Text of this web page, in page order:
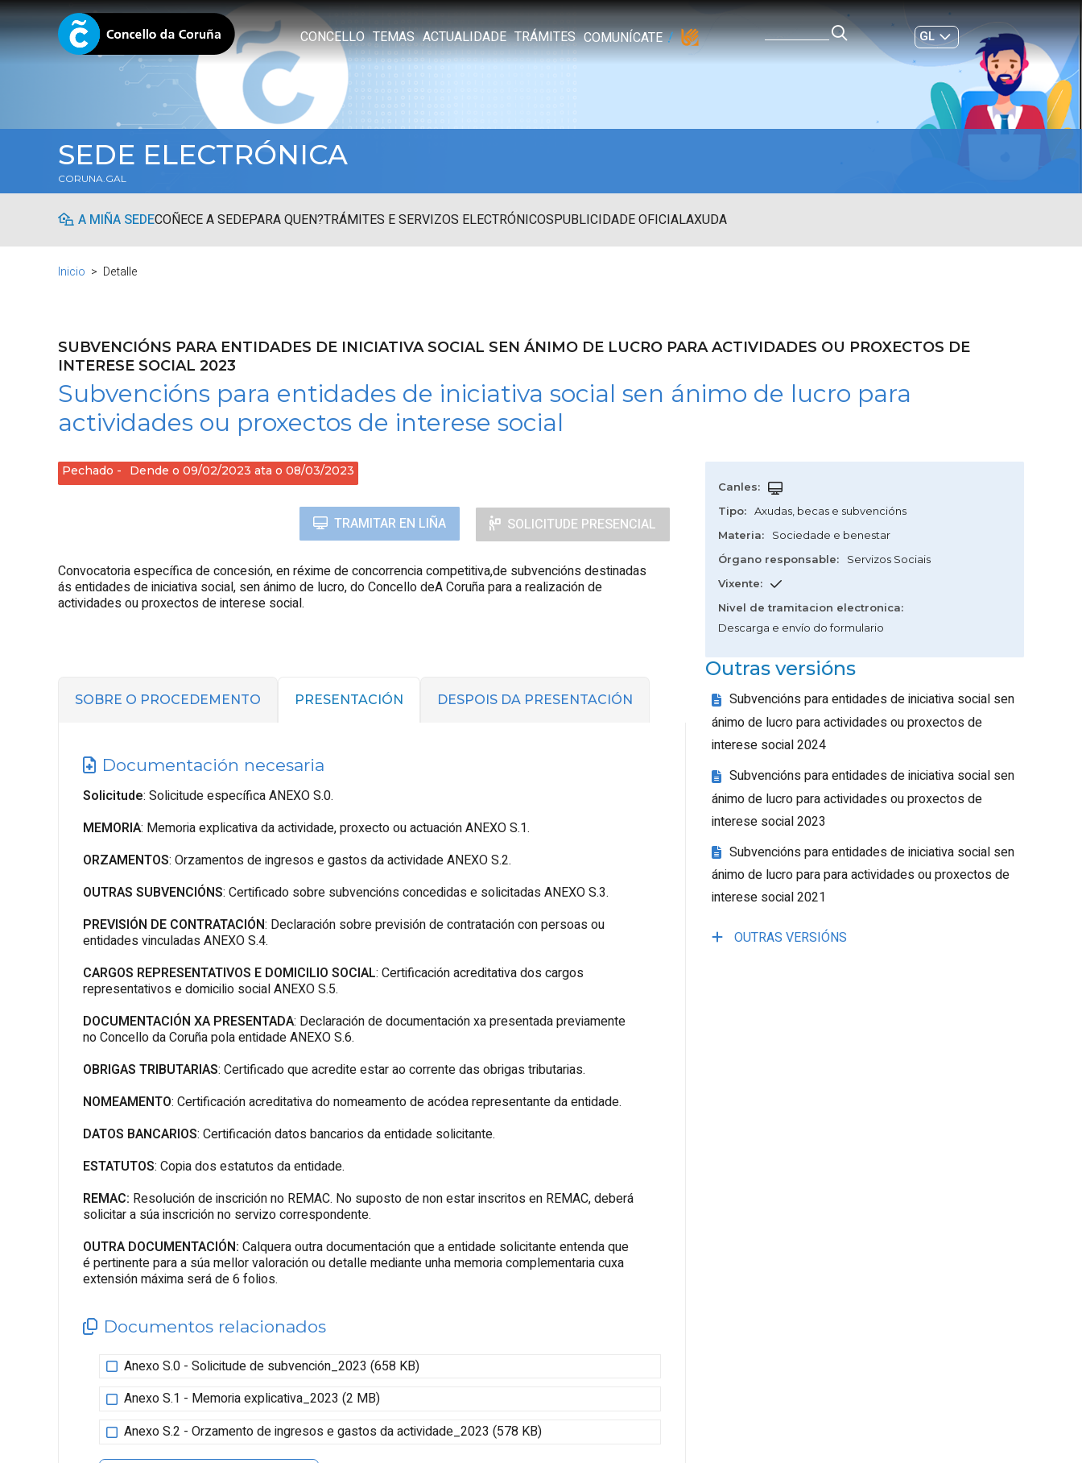
CONCELLO TEMAS ACTUALIDADE TRÁMITES COMUNÍCATE
GL
ES|
SEDE ELECTRÓNICA
CORUNA.GAL
A MIÑA SEDECOÑECE A SEDEPARA QUEN?TRÁMITES E SERVIZOS ELECTRÓNICOSPUBLICIDADE OFICIALAXUDA
Inicio Detalle
SUBVENCIÓNS PARA ENTIDADES DE INICIATIVA SOCIAL SEN ÁNIMO DE LUCRO PARA ACTIVIDADES OU PROXECTOS DE
INTERESE SOCIAL 2023
Subvencións para entidades de iniciativa social sen ánimo de lucro para
actividades ou proxectos de interese social
Pechado Dende o 09/02/2023 ata o 08/03/2023
TRAMITAR EN LIÑA SOLICITUDE PRESENCIAL
Convocatoria específica de concesión, en réxime de concorrencia competitiva,de subvencións destinadas
ás entidades de iniciativa social, sen ánimo de lucro, do Concello deA Coruña para a realización de
actividades ou proxectos de interese social.
Canles:
Tipo:
Axudas, becas e subvencións
Materia:
Sociedade e benestar
Órgano responsable:
Servizos Sociais
Vixente:
Nivel de tramitacion electronica:
Descarga e envío do formulario
SOBRE O PROCEDEMENTO PRESENTACIÓN DESPOIS DA PRESENTACIÓN
Documentación necesaria
Solicitude: Solicitude específica ANEXO S.0.
MEMORIA: Memoria explicativa da actividade, proxecto ou actuación ANEXO S.1.
ORZAMENTOS: Orzamentos de ingresos e gastos da actividade ANEXO S.2.
OUTRAS SUBVENCIÓNS: Certificado sobre subvencións concedidas e solicitadas ANEXO S.3.
PREVISIÓN DE CONTRATACIÓN: Declaración sobre previsión de contratación con persoas ou
entidades vinculadas ANEXO S.4.
CARGOS REPRESENTATIVOS E DOMICILIO SOCIAL: Certificación acreditativa dos cargos
representativos e domicilio social ANEXO S.5.
DOCUMENTACIÓN XA PRESENTADA: Declaración de documentación xa presentada previamente
no Concello da Coruña pola entidade ANEXO S.6.
OBRIGAS TRIBUTARIAS: Certificado que acredite estar ao corrente das obrigas tributarias.
NOMEAMENTO: Certificación acreditativa do nomeamento de acódea representante da entidade.
DATOS BANCARIOS: Certificación datos bancarios da entidade solicitante.
ESTATUTOS: Copia dos estatutos da entidade.
REMAC: Resolución de inscrición no REMAC. No suposto de non estar inscritos en REMAC, deberá
solicitar a súa inscrición no servizo correspondente.
OUTRA DOCUMENTACIÓN: Calquera outra documentación que a entidade solicitante entenda que
é pertinente para a súa mellor valoración ou detalle mediante unha memoria complementaria cuxa
extensión máxima será de 6 folios.
Documentos relacionados
Anexo S.0 - Solicitude de subvención_2023 (658 KB)
Anexo S.1 - Memoria explicativa_2023 (2 MB)
Anexo S.2 - Orzamento de ingresos e gastos da actividade_2023 (578 KB)
Outras versións
Subvencións para entidades de iniciativa social sen
ánimo de lucro para actividades ou proxectos de
interese social 2024
Subvencións para entidades de iniciativa social sen
ánimo de lucro para actividades ou proxectos de
interese social 2023
Subvencións para entidades de iniciativa social sen
ánimo de lucro para para actividades ou proxectos de
interese social 2021
OUTRAS VERSIÓNS